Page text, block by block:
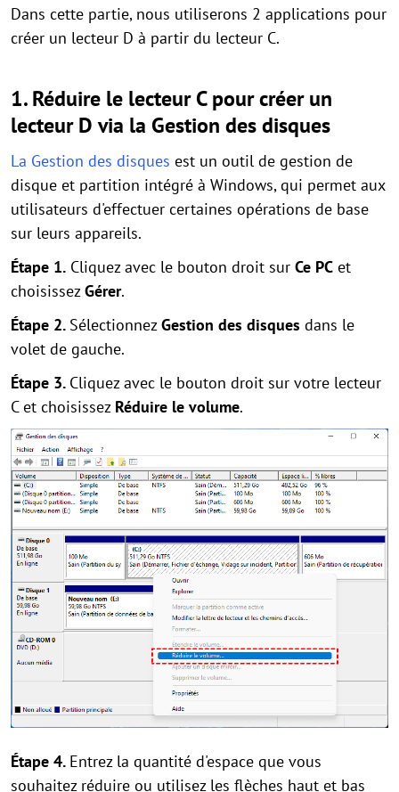
Dans cette partie, nous utiliserons 2 applications pour
créer un lecteur D à partir du lecteur C.
1. Réduire le lecteur C pour créer un
lecteur D via la Gestion des disques
La Gestion des disques est un outil de gestion de
disque et partition intégré à Windows, qui permet aux
utilisateurs d'effectuer certaines opérations de base
sur leurs appareils.
Étape 1. Cliquez avec le bouton droit sur Ce PC et
choisissezGérer.
Étape 2. SélectionnezGestion des disques dans le
volet de gauche.
Étape 3. Cliquez avec le bouton droit sur votre lecteur
C et choisissez Réduire le volume.
Étape 4. Entrez la quantité d'espace que vous
souhaitez réduire ou utilisez les flèches haut et bas